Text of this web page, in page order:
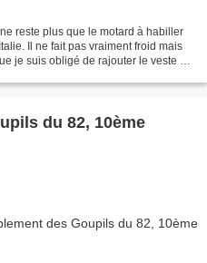
reste plus que le motard à habiller
Il ne fait pas vraiment froid mais
je suis obligé de rajouter le veste de
du 82, 10ème